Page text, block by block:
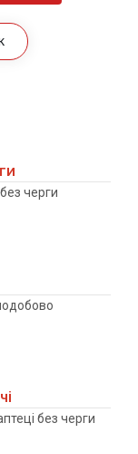
черги
без черги